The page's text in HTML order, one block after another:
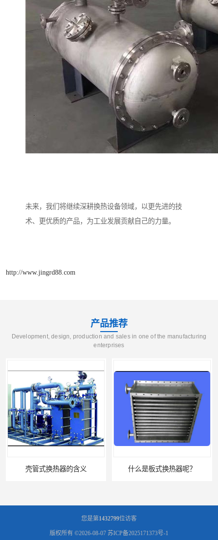
未来，我们将继续深耕换热设备领域，以更先进的技
术、更优质的产品，为工业发展贡献自己的力量。
http://www.jingrd88.com
产品推荐
Development, design, production and sales in one of the manufacturing
enterprises
壳管式换热器的含义 什么是板式换热器呢？
您是第1432799位访客
版权所有 ©2026-08-07 苏ICP备2025171373号-1